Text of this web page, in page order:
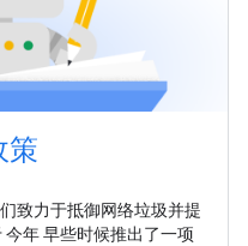
策
致力于抵御网络垃圾并提
年 早些时候推出了一项